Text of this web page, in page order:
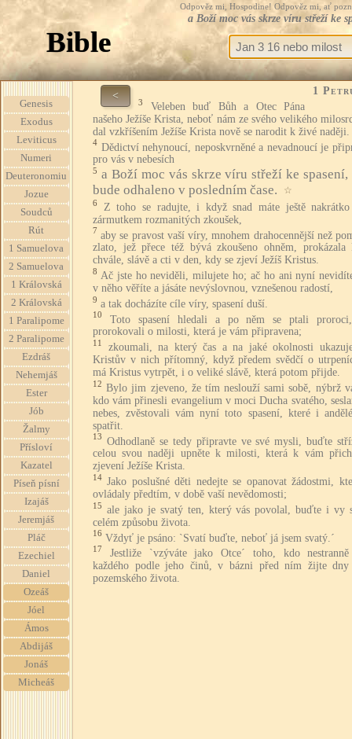
Odpověz mi, Hospodine! Odpověz mi, ať
a Boží moc vás skrze víru střeží ke
Bible
Genesis
Exodus
Leviticus
Numeri
Deuteronomiu
Jozue
Soudců
Rút
1 Samuelova
2 Samuelova
1 Královská
2 Královská
1 Paralipome
2 Paralipome
Ezdráš
Nehemjáš
Ester
Jób
Žalmy
Přísloví
Kazatel
Píseň písní
Izajáš
Jeremjáš
Pláč
Ezechiel
Daniel
Ozeáš
Jóel
Ámos
Abdijáš
Jonáš
Micheáš
< 1
3
Veleben buď Bůh a Otec Pána
našeho Ježíše Krista, neboť nám ze svého velikého
dal vzkříšením Ježíše Krista nově se narodit k živé naději.
4 Dědictví nehynoucí, neposkvrněné a nevadnoucí je
pro vás v nebesích
5 a Boží moc vás skrze víru střeží ke spasení,
bude odhaleno v posledním čase.
☆
6
Z toho se radujte, i když snad máte ještě
zármutkem rozmanitých zkoušek,
7 aby se pravost vaší víry, mnohem drahocennější než
zlato, jež přece též bývá zkoušeno ohněm, prokázala
chvále, slávě a cti v den, kdy se zjeví Ježíš Kristus.
8 Ač jste ho neviděli, milujete ho; ač ho ani nyní
v něho věříte a jásáte nevýslovnou, vznešenou radostí,
9 a tak docházíte cíle víry, spasení duší.
10
Toto spasení hledali a po něm se ptali
prorokovali o milosti, která je vám připravena;
11
zkoumali, na který čas a na jaké okolnosti
Kristův v nich přítomný, když předem svědčí o
má Kristus vytrpět, i o veliké slávě, která potom přijde.
12 Bylo jim zjeveno, že tím neslouží sami sobě, nýbrž
kdo vám přinesli evangelium v moci Ducha svatého,
nebes, zvěstovali vám nyní toto spasení, které i
spatřit.
13 Odhodlaně se tedy připravte ve své mysli, buďte
celou svou naději upněte k milosti, která k vám
zjevení Ježíše Krista.
14 Jako poslušné děti nedejte se opanovat žádostmi,
ovládaly předtím, v době vaší nevědomosti;
15 ale jako je svatý ten, který vás povolal, buďte i vy
celém způsobu života.
16 Vždyť je psáno: `Svatí buďte, neboť já jsem svatý.´
17
Jestliže `vzýváte jako Otce´ toho, kdo
každého podle jeho činů, v bázni před ním žijte dny
pozemského života.